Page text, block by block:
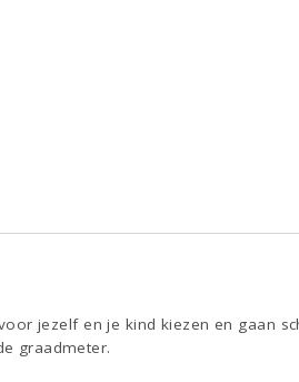
jezelf en je kind kiezen en gaan
graadmeter.